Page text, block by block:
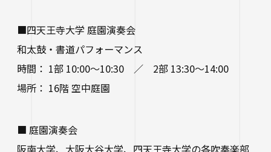
■四天王寺大学 庭園演奏会
和太鼓・書道パフォーマンス
時間： 1部 10:00～10:30 ／ 2部 13:30～14:00
場所： 16階 空中庭園
■ 庭園演奏会
阪南大学、大阪大谷大学、四天王寺大学の各吹奏楽部